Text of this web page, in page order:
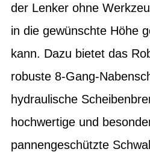
der Lenker ohne
in die gewünschte Höhe
kann. Dazu bietet das
robuste 8-Gang-
hydraulische
hochwertige und
pannengeschützte